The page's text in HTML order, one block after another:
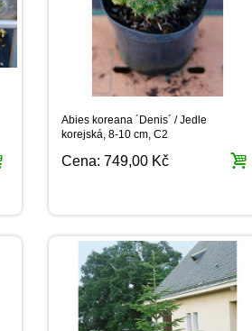
Abies koreana ´Denis´ / Jedle
korejská, 8-10 cm, C2
Cena: 749,00 Kč